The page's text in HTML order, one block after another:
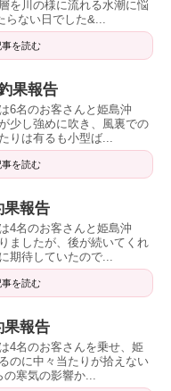
を川の様に流れる水潮に悩
らない日でした&...
事を読む
果報告
6名のお客さんと姫島沖
少し強めに吹き、風裏での
りは有るも小型ば...
事を読む
果報告
4名のお客さんと姫島沖
ましたが、後が続いてくれ
期待していたので...
事を読む
果報告
4名のお客さんを乗せ、姫
のに中々当たりが拾えない
の寒気の影響か...